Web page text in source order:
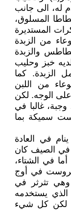
له، الى جانب
المسلوق،
المستديرة
من الزبدة
والزبدة
فلديه خبز وحليب
الزبدة. كما
من اللبن
على الوجه. لكن
غالبا في
سميكة بما
في العادة
في الصيف كان
أما في الشتاء،
فروست في أوج
وهي تثرثر في
يستخدمه
لكن كل شيء